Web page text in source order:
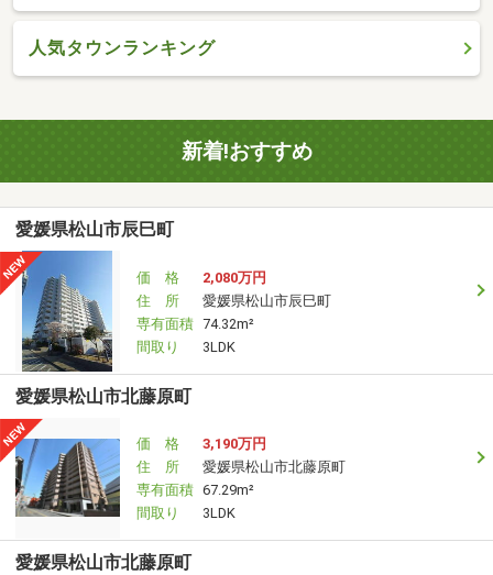
人気タウンランキング
新着!おすすめ
愛媛県松山市辰巳町
価 格
2,080万円
住 所
愛媛県松山市辰巳町
専有面積 74.32m²
間取り
3LDK
愛媛県松山市北藤原町
価 格
3,190万円
住 所
愛媛県松山市北藤原町
専有面積 67.29m²
間取り
3LDK
愛媛県松山市北藤原町